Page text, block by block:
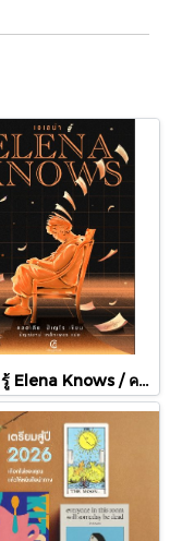
เอเลน่า รู้ Elena Knows / คลอเดีย ปิเญโร / ปิญณ์ชาน์ เหล็กเพชร / GingerCat